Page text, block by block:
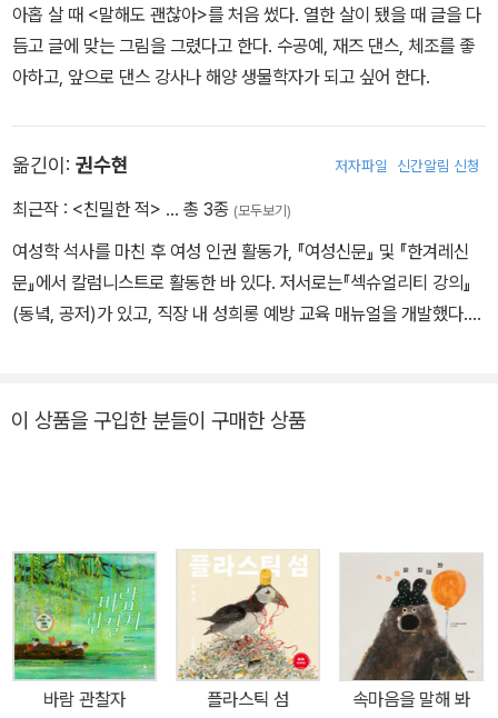
을 받을 수 있는지까지를 생생히 담고 있다.
제시의 글 앞뒤로는 전문가의 글이 따로 실려 있는데, 전문가의 경험
제시해 준다는 점에서 유용하다.
아홉 살 때 <말해도 괜찮아>를 처음 썼다. 열한 살이 됐을 때 글을 다
듬고 글에 맞는 그림을 그렸다고 한다. 수공예, 재즈 댄스, 체조를 좋
아하고, 앞으로 댄스 강사나 해양 생물학자가 되고 싶어 한다.
옮긴이: 권수현 저자파일 신간알림 신청
최근작 : <친밀한 적> … 총 3종 (모두보기)
여성학 석사를 마친 후 여성 인권 활동가, 『여성신문』 및 『한겨레신
문』에서 칼럼니스트로 활동한 바 있다. 저서로는『섹슈얼리티 강의』
(동녘, 공저)가 있고, 직장 내 성희롱 예방 교육 매뉴얼을 개발했다.
이 상품을 구입한 분들이 구매한 상품
바람 관찰자 플라스틱 섬 속마음을 말해 봐